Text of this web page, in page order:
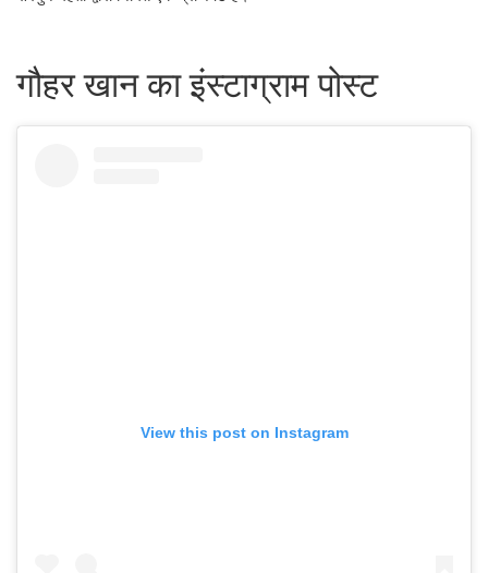
गौहर खान का इंस्टाग्राम पोस्ट
View this post on Instagram